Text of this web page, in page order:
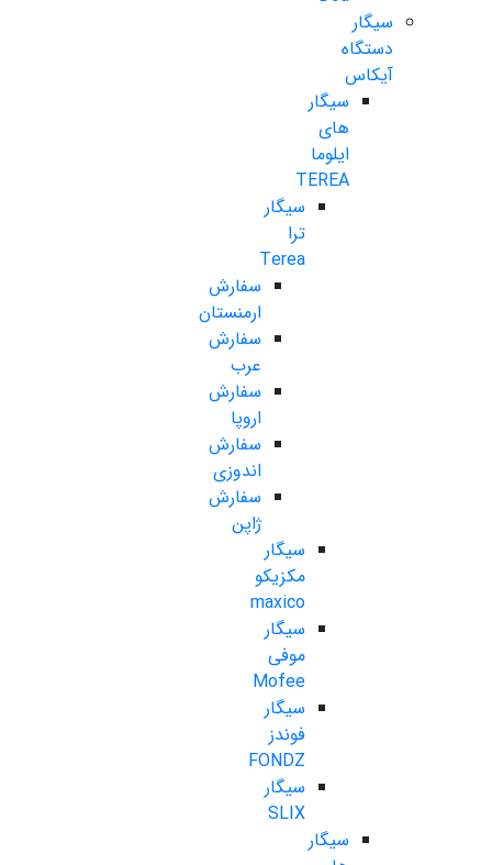
سیگار
دستگاه
آیکاس
سیگار
های
ایلوما
TEREA
سیگار
ترا
Terea
سفارش
ارمنستان
سفارش
عرب
سفارش
اروپا
سفارش
اندوزی
سفارش
ژاپن
سیگار
مکزیکو
maxico
سیگار
موفی
Mofee
سیگار
فوندز
FONDZ
سیگار
SLIX
سیگار